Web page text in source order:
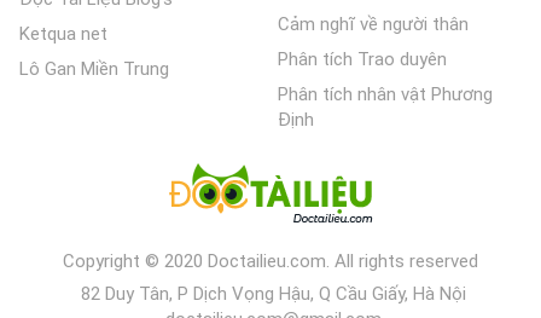
Ketqua net
Lô Gan Miền Trung
Cảm nghĩ về người thân
Phân tích Trao duyên
Phân tích nhân vật Phương
Định
Copyright © 2020 Doctailieu.com. All rights reserved
82 Duy Tân, P Dịch Vọng Hậu, Q Cầu Giấy, Hà Nội